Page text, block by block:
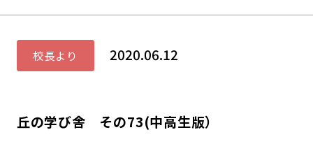
校長より 2020.06.12
丘の学び舎 その73(中高生版）